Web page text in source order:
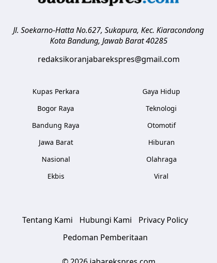
Jl. Soekarno-Hatta No.627, Sukapura, Kec. Kiaracondong
Kota Bandung, Jawab Barat 40285
redaksikoranjabarekspres@gmail.com
Kupas Perkara
Bogor Raya
Bandung Raya
Jawa Barat
Nasional
Ekbis
Gaya Hidup
Teknologi
Otomotif
Hiburan
Olahraga
Viral
Tentang Kami Hubungi Kami
Privacy Policy
Pedoman Pemberitaan